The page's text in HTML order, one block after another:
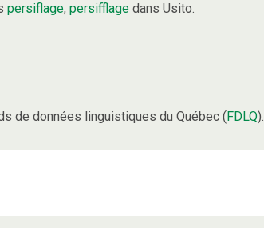
persiflage, persifflage dans Usito.
de données linguistiques du Québec (FDLQ).